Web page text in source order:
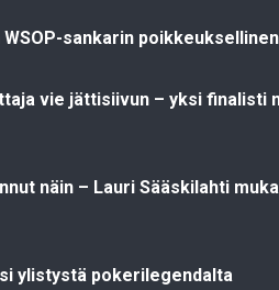
sankarin
vie jättisiivun – yksi finalisti
näin – Lauri Sääskilahti
ylistystä pokerilegendalta